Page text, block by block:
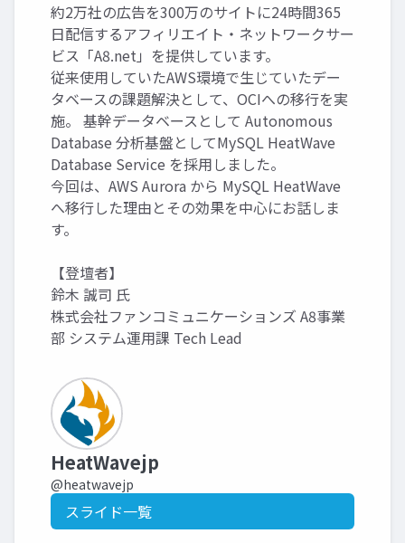
約2万社の広告を300万のサイトに24時間365
日配信するアフィリエイト・ネットワークサー
ビス「A8.net」を提供しています。
従来使用していたAWS環境で生じていたデー
タベースの課題解決として、OCIへの移行を実
施。 基幹データベースとして Autonomous
Database 分析基盤としてMySQL HeatWave
Database Service を採用しました。
今回は、AWS Aurora から MySQL HeatWave
へ移行した理由とその効果を中心にお話しま
す。
【登壇者】
鈴木 誠司 氏
株式会社ファンコミュニケーションズ A8事業
部 システム運用課 Tech Lead
HeatWavejp
@heatwavejp
スライド一覧